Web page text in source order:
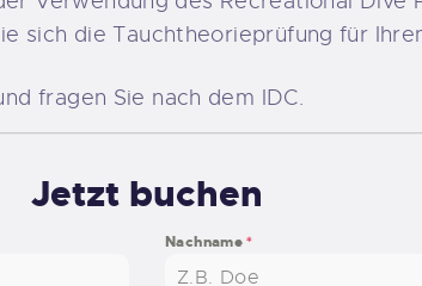
sich die Tauchtheorieprüfung für
fragen Sie nach dem IDC.
Jetzt buchen
Nachname*